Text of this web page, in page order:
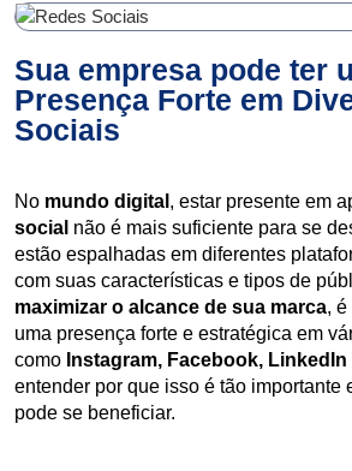
Sua empresa pode ter
Presença Forte em
Sociais
No mundo digital , estar presente em
social não é mais suficiente para se
estão espalhadas em diferentes
maximizar o alcance de sua marca,
uma presença forte e estratégica em
como Instagram, Facebook, LinkedIn
entender por que isso é tão importante
pode se beneficiar.